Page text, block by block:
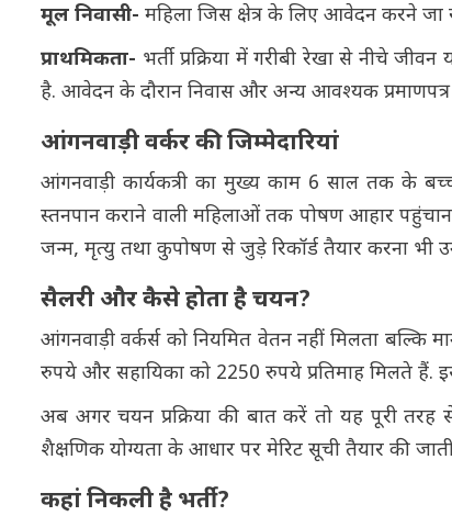
मूल निवासी- महिला जिस क्षेत्र के लिए आवेदन करने जा
प्राथमिकता- भर्ती प्रक्रिया में गरीबी रेखा से नीचे
है. आवेदन के दौरान निवास और अन्य आवश्यक
आंगनवाड़ी वर्कर की जिम्मेदारियां
आंगनवाड़ी कार्यकत्री का मुख्य काम 6 साल तक के
स्तनपान कराने वाली महिलाओं तक पोषण आहार
जन्म, मृत्यु तथा कुपोषण से जुड़े रिकॉर्ड तैयार करना भी
सैलरी और कैसे होता है चयन?
आंगनवाड़ी वर्कर्स को नियमित वेतन नहीं मिलता बल्कि
रुपये और सहायिका को 2250 रुपये प्रतिमाह मिलते हैं.
अब अगर चयन प्रक्रिया की बात करें तो यह पूरी तरह
शैक्षणिक योग्यता के आधार पर मेरिट सूची तैयार की
कहां निकली है भर्ती?